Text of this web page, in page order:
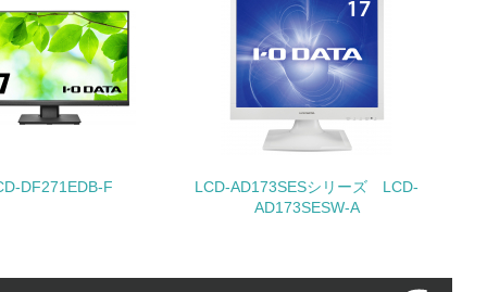
チェック
DF271EDB-F
LCD-AD173SESシリーズ LCD-
AD173SESW-A